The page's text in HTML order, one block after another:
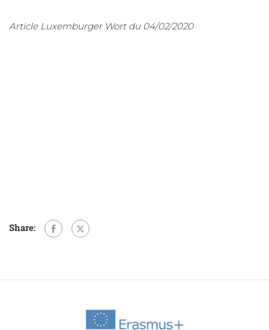
Article Luxemburger Wort du 04/02/2020
Share: